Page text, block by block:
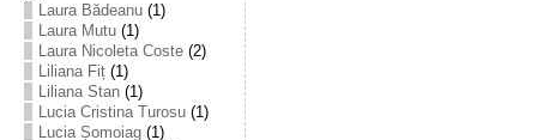
Laura Bădeanu(1)
Laura Mutu(1)
Laura Nicoleta Coste(2)
Liliana Fiț(1)
Liliana Stan(1)
Lucia Cristina Turosu(1)
Lucia Șomoiag(1)